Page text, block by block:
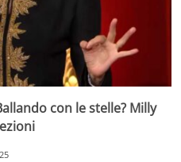
con le stelle? Milly